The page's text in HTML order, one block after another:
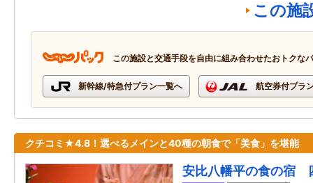
この施
この施設と交通手段を自由に組み合わせたおトクな
新幹線/特急付プラン一覧へ 航空券付プラ
クチコミ★4.8！選べるメインと40種の朝食で「美食」を堪能
安比八幡平の食の宿